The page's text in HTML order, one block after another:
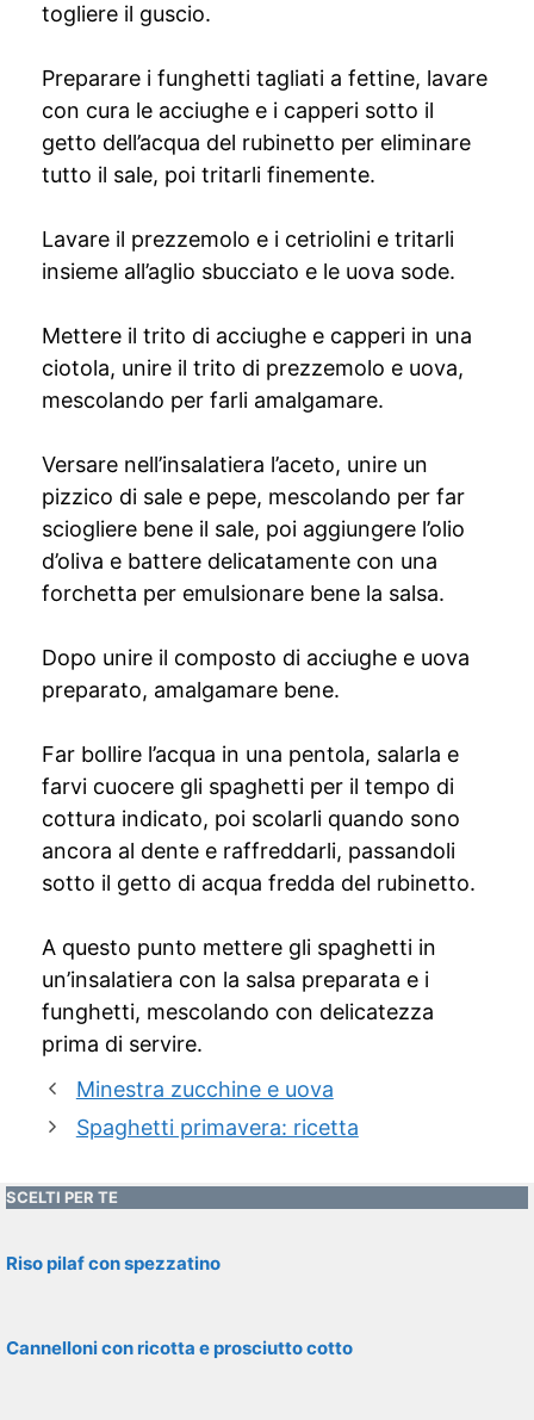
togliere il guscio.
Preparare i funghetti tagliati a fettine, lavare
con cura le acciughe e i capperi sotto il
getto dell’acqua del rubinetto per eliminare
tutto il sale, poi tritarli finemente.
Lavare il prezzemolo e i cetriolini e tritarli
insieme all’aglio sbucciato e le uova sode.
Mettere il trito di acciughe e capperi in una
ciotola, unire il trito di prezzemolo e uova,
mescolando per farli amalgamare.
Versare nell’insalatiera l’aceto, unire un
pizzico di sale e pepe, mescolando per far
sciogliere bene il sale, poi aggiungere l’olio
d’oliva e battere delicatamente con una
forchetta per emulsionare bene la salsa.
Dopo unire il composto di acciughe e uova
preparato, amalgamare bene.
Far bollire l’acqua in una pentola, salarla e
farvi cuocere gli spaghetti per il tempo di
cottura indicato, poi scolarli quando sono
ancora al dente e raffreddarli, passandoli
sotto il getto di acqua fredda del rubinetto.
A questo punto mettere gli spaghetti in
un’insalatiera con la salsa preparata e i
funghetti, mescolando con delicatezza
prima di servire.
Minestra zucchine e uova
Spaghetti primavera: ricetta
SCELTI PER TE
Riso pilaf con spezzatino
Cannelloni con ricotta e prosciutto cotto